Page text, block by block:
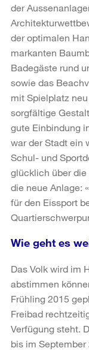
der
der optimalen
markanten
Badegäste rund
sowie das
mit Spielplatz
sorgfältige
gute Einbindung
war der Stadt ein
Schul- und
glücklich über
die neue Anlage:
für den Eissport
Wie geht es
Das Volk wird im
abstimmen
Frühling 2015
Freibad
Verfügung steht.
bis im